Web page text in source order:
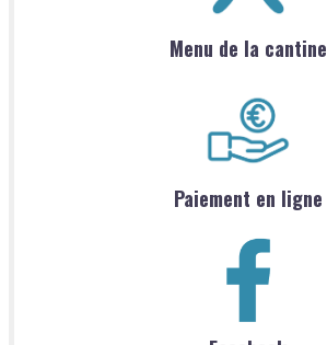
Menu de la cantine
Paiement en ligne